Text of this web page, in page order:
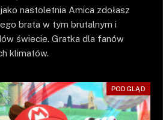
nastoletnia Amica zdołasz
brata w tym brutalnym i
świecie. Gratka dla fanów
klimatów.
PODGLĄD